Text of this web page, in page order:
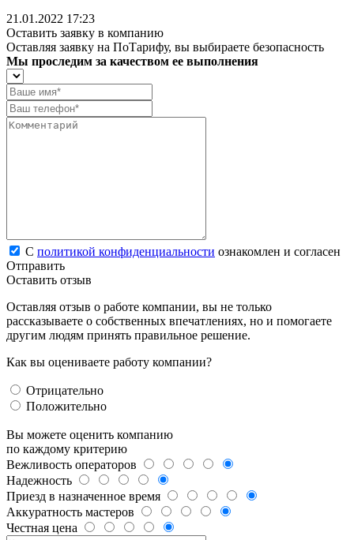
21.01.2022 17:23
Оставить заявку в компанию
Оставляя заявку на ПоТарифу, вы выбираете безопасность
Мы проследим за качеством ее выполнения
С политикой конфиденциальности ознакомлен и согласен
Отправить
Оставить отзыв
Оставляя отзыв о работе компании, вы не только
рассказываете о собственных впечатлениях, но и помогаете
другим людям принять правильное решение.
Как вы оцениваете работу компании?
Отрицательно
Положительно
Вы можете оценить компанию
по каждому критерию
Вежливость операторов
Надежность
Приезд в назначенное время
Аккуратность мастеров
Честная цена